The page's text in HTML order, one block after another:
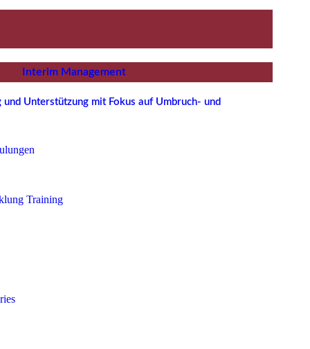
Interim Management
und Unterstützung mit Fokus auf Umbruch- und
Training